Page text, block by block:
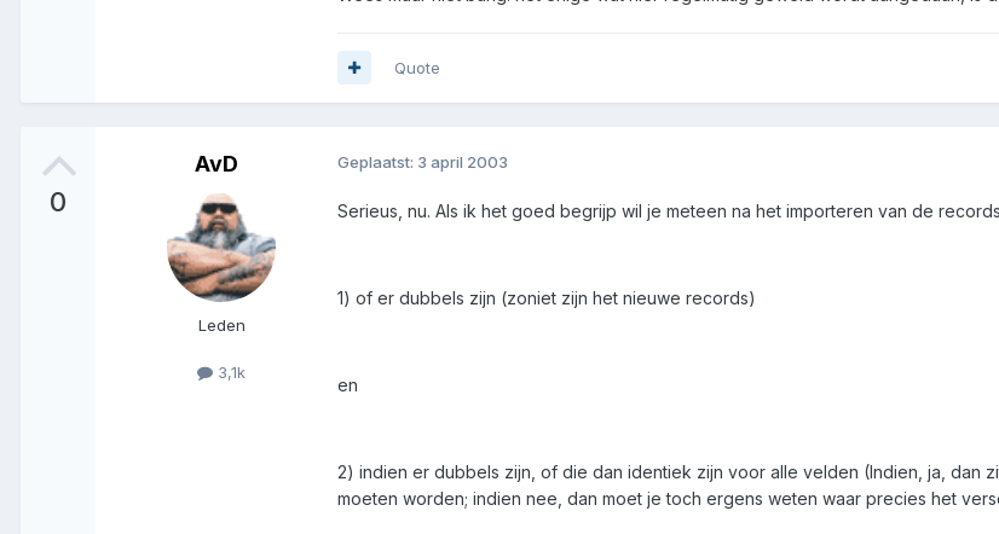
Quote
0
AvD
Leden
3,1k
Geplaatst: 3 april 2003
Serieus, nu. Als ik het goed begrijp wil je meteen na het importeren van de
1) of er dubbels zijn (zoniet zijn het nieuwe records)
en
2) indien er dubbels zijn, of die dan identiek zijn voor alle velden (Indien, ja,
moeten worden; indien nee, dan moet je toch ergens weten waar precies het